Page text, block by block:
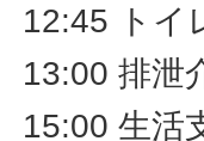
12:45 トイ
13:00 排泄
15:00 生活